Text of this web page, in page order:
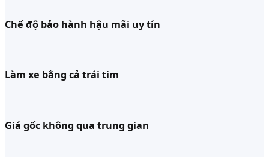
Chế độ bảo hành hậu mãi uy tín
Làm xe bằng cả trái tim
Giá gốc không qua trung gian